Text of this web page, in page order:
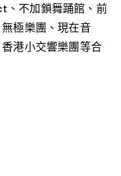
不加鎖舞踊館、前
極樂團、現在音
港小交響樂團等合